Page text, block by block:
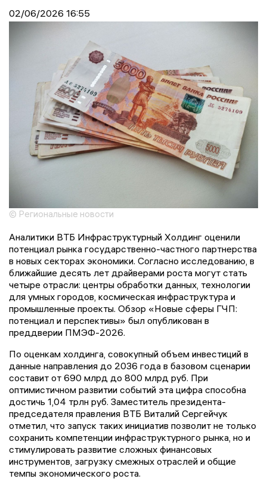
02/06/2026 16:55
© Региональные новости
Аналитики ВТБ Инфраструктурный Холдинг оценили
потенциал рынка государственно-частного партнерства
в новых секторах экономики. Согласно исследованию, в
ближайшие десять лет драйверами роста могут стать
четыре отрасли: центры обработки данных, технологии
для умных городов, космическая инфраструктура и
промышленные проекты. Обзор «Новые сферы ГЧП:
потенциал и перспективы» был опубликован в
преддверии ПМЭФ-2026.
По оценкам холдинга, совокупный объем инвестиций в
данные направления до 2036 года в базовом сценарии
составит от 690 млрд до 800 млрд руб. При
оптимистичном развитии событий эта цифра способна
достичь 1,04 трлн руб. Заместитель президента-
председателя правления ВТБ Виталий Сергейчук
отметил, что запуск таких инициатив позволит не только
сохранить компетенции инфраструктурного рынка, но и
стимулировать развитие сложных финансовых
инструментов, загрузку смежных отраслей и общие
темпы экономического роста.